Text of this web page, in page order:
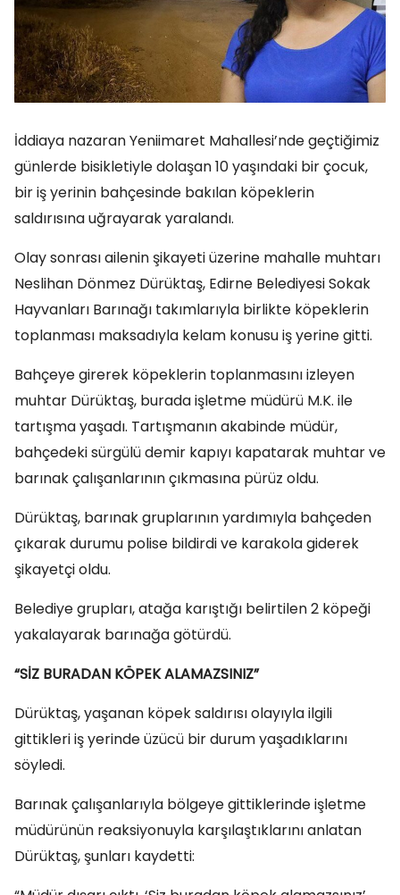
İddiaya nazaran Yeniimaret Mahallesi’nde geçtiğimiz
günlerde bisikletiyle dolaşan 10 yaşındaki bir çocuk,
bir iş yerinin bahçesinde bakılan köpeklerin
saldırısına uğrayarak yaralandı.
Olay sonrası ailenin şikayeti üzerine mahalle muhtarı
Neslihan Dönmez Dürüktaş, Edirne Belediyesi Sokak
Hayvanları Barınağı takımlarıyla birlikte köpeklerin
toplanması maksadıyla kelam konusu iş yerine gitti.
Bahçeye girerek köpeklerin toplanmasını izleyen
muhtar Dürüktaş, burada işletme müdürü M.K. ile
tartışma yaşadı. Tartışmanın akabinde müdür,
bahçedeki sürgülü demir kapıyı kapatarak muhtar ve
barınak çalışanlarının çıkmasına pürüz oldu.
Dürüktaş, barınak gruplarının yardımıyla bahçeden
çıkarak durumu polise bildirdi ve karakola giderek
şikayetçi oldu.
Belediye grupları, atağa karıştığı belirtilen 2 köpeği
yakalayarak barınağa götürdü.
“SİZ BURADAN KÖPEK ALAMAZSINIZ”
Dürüktaş, yaşanan köpek saldırısı olayıyla ilgili
gittikleri iş yerinde üzücü bir durum yaşadıklarını
söyledi.
Barınak çalışanlarıyla bölgeye gittiklerinde işletme
müdürünün reaksiyonuyla karşılaştıklarını anlatan
Dürüktaş, şunları kaydetti: